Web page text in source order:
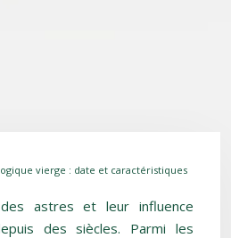
vierge : date et caractéristiques
des astres et leur influence
des siècles. Parmi les